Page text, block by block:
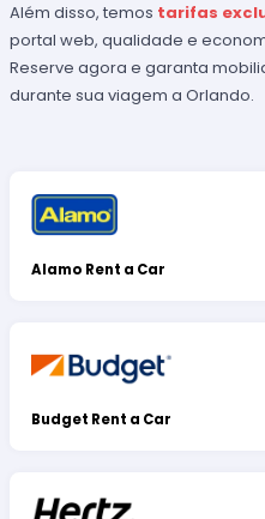
Além disso, temos tarifas
portal web, qualidade e
Reserve agora e garanta
durante sua viagem a Orlando.
Alamo Rent a Car
Budget Rent a Car